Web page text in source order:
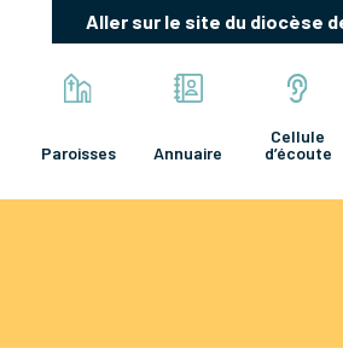
Aller sur le site du diocèse
Paroisses Annuaire
Cellule
d’écoute